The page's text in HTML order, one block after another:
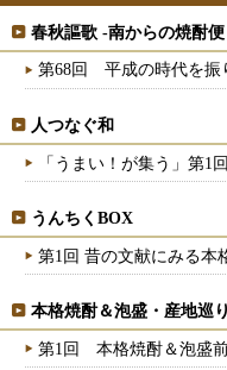
春秋謳歌 -南からの焼酎
第68回 平成の時代を振
人つなぐ和
「うまい！が集う」第1
うんちくBOX
第1回 昔の文献にみる本
本格焼酎＆泡盛・産地巡り
第1回 本格焼酎＆泡盛前